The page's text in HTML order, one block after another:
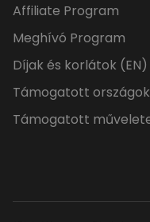
Affiliate Program
Meghívó Program
Díjak és korlátok (EN)
Támogatott
Támogatott